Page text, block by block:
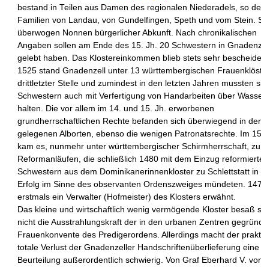
bestand in Teilen aus Damen des regionalen Niederadels, so
Familien von Landau, von Gundelfingen, Speth und vom Stein.
überwogen Nonnen bürgerlicher Abkunft. Nach chronikalischen
Angaben sollen am Ende des 15. Jh. 20 Schwestern in
gelebt haben. Das Klostereinkommen blieb stets sehr
1525 stand Gnadenzell unter 13 württembergischen
drittletzter Stelle und zumindest in den letzten Jahren mussten
Schwestern auch mit Verfertigung von Handarbeiten über
halten. Die vor allem im 14. und 15. Jh. erworbenen
grundherrschaftlichen Rechte befanden sich überwiegend in
gelegenen Alborten, ebenso die wenigen Patronatsrechte. Im
kam es, nunmehr unter württembergischer Schirmherrschaft,
Reformanläufen, die schließlich 1480 mit dem Einzug
Schwestern aus dem Dominikanerinnenkloster zu Schlettstatt in
Erfolg im Sinne des observanten Ordenszweiges mündeten.
erstmals ein Verwalter (Hofmeister) des Klosters erwähnt.
Das kleine und wirtschaftlich wenig vermögende Kloster besaß
nicht die Ausstrahlungskraft der in den urbanen Zentren
Frauenkonvente des Predigerordens. Allerdings macht der
totale Verlust der Gnadenzeller Handschriftenüberlieferung eine
Beurteilung außerordentlich schwierig. Von Graf Eberhard V.